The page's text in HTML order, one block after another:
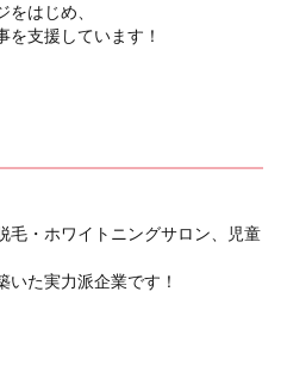
はじめ、
を支援しています！
毛・ホワイトニングサロン、児童
た実力派企業です！